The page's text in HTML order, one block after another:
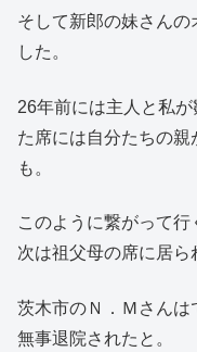
そして新郎の妹さんの
した。
26年前には主人と私
た席には自分たちの
も。
このように繋がって行
次は祖父母の席に居ら
茨木市のＮ．Ｍさん
無事退院されたと。